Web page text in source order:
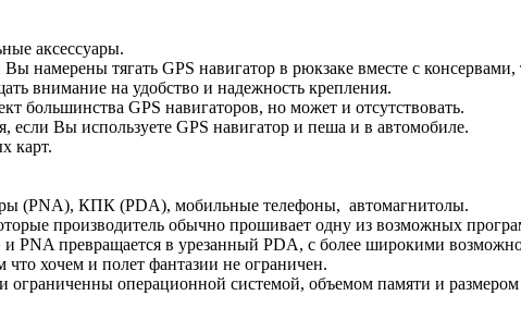
аксессуары.
намерены тягать GPS навигатор в рюкзаке вместе с консервами,
внимание на удобство и надежность крепления.
большинства GPS навигаторов, но может и отсутствовать.
Вы используете GPS навигатор и пеша и в автомобиле.
карт.
(PNA), КПК (PDA), мобильные телефоны, автомагнитолы.
производитель обычно прошивает одну из возможных
PNA превращается в урезанный PDA, с более широкими
хочем и полет фантазии не ограничен.
операционной системой, объемом памяти и размером